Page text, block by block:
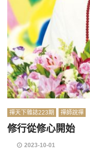
禪天下雜誌223期 禪師說禪
修行從修心開始
2023-10-01